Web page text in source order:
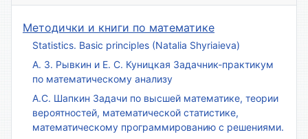
Методички и книги по математике
Statistics. Basic principles (Natalia Shyriaieva)
А. З. Рывкин и Е. С. Куницкая Задачник-практикум
по математическому анализу
А.С. Шапкин Задачи по высшей математике, теории
вероятностей, математической статистике,
математическому программированию с решениями.